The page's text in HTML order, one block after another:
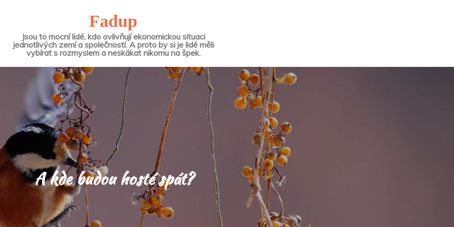
Fadup
Jsou to mocní lidé, kdo ovlivňují ekonomickou situaci
jednotlivých zemí a společností. A proto by si je lidé měli
vybírat s rozmyslem a neskákat nikomu na špek.
A kde budou hosté spát?